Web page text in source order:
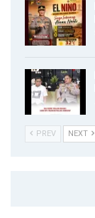
PREV NEXT